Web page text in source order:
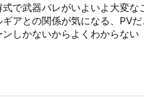
で武器パレがいよいよ大変な
ギアとの関係が気になる、PV
しかないからよくわからない